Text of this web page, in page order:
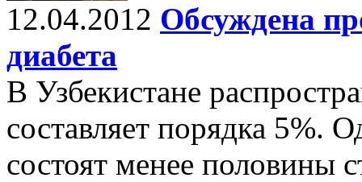
12.04.2012 Обсуждена
диабета
В Узбекистане
составляет порядка 5%.
состоят менее половины